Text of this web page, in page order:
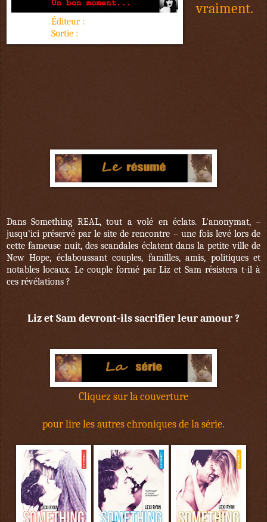
Éditeur :
Sortie :
vraiment.
Dans Something REAL, tout a volé en éclats. L'anonymat, –
jusqu'ici préservé par le site de rencontre – une fois levé lors de
cette fameuse nuit, des scandales éclatent dans la petite ville de
New Hope, éclaboussant couples, familles, amis, politiques et
notables locaux. Le couple formé par Liz et Sam résistera t-il à
ces révélations ?
Liz et Sam devront-ils sacrifier leur amour ?
Cliquez sur la couverture
pour lire les autres chroniques de la série.